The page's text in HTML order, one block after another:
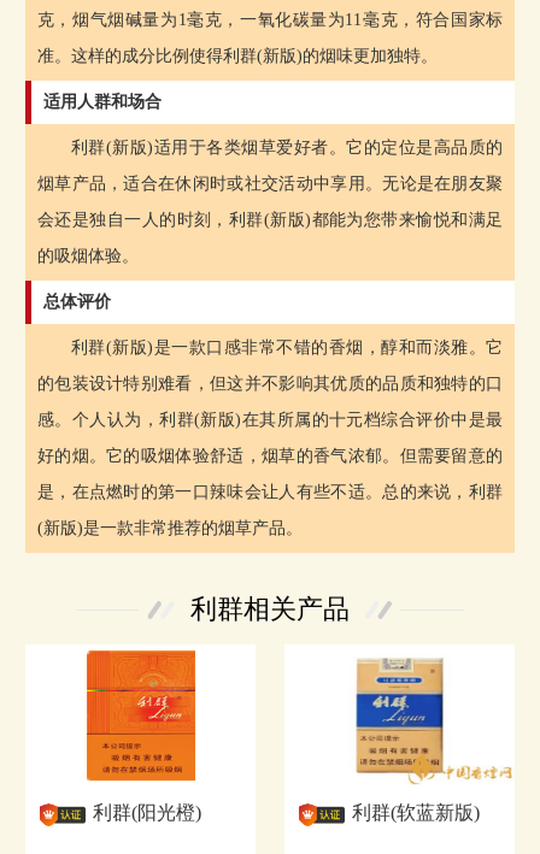
克，烟气烟碱量为1毫克，一氧化碳量为11毫克，符合国家标
准。这样的成分比例使得利群(新版)的烟味更加独特。
适用人群和场合
利群(新版)适用于各类烟草爱好者。它的定位是高品质的
烟草产品，适合在休闲时或社交活动中享用。无论是在朋友聚
会还是独自一人的时刻，利群(新版)都能为您带来愉悦和满足
的吸烟体验。
总体评价
利群(新版)是一款口感非常不错的香烟，醇和而淡雅。它
的包装设计特别难看，但这并不影响其优质的品质和独特的口
感。个人认为，利群(新版)在其所属的十元档综合评价中是最
好的烟。它的吸烟体验舒适，烟草的香气浓郁。但需要留意的
是，在点燃时的第一口辣味会让人有些不适。总的来说，利群
(新版)是一款非常推荐的烟草产品。
利群相关产品
利群(阳光橙) 利群(软蓝新版)